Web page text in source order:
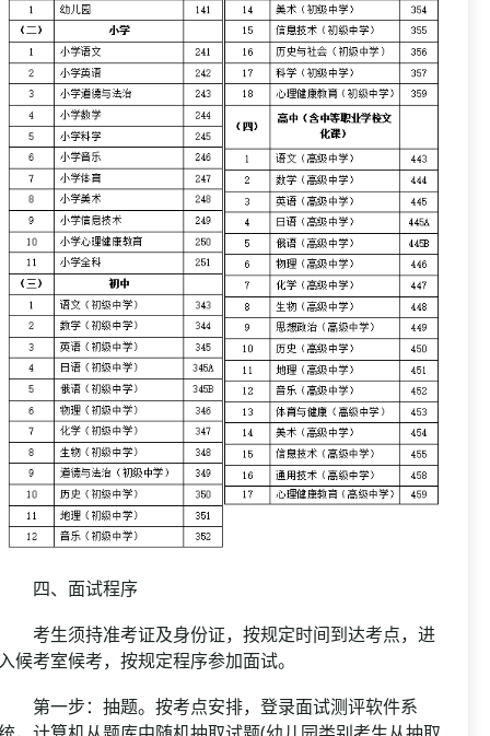
、面试程序
生须持准考证及身份证，按规定时间到达考点，进
候考室候考，按规定程序参加面试。
一步：抽题。按考点安排，登录面试测评软件系